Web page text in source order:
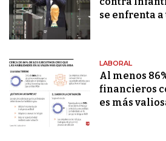
se enfrenta
LABORAL
Al menos
financieros
es más